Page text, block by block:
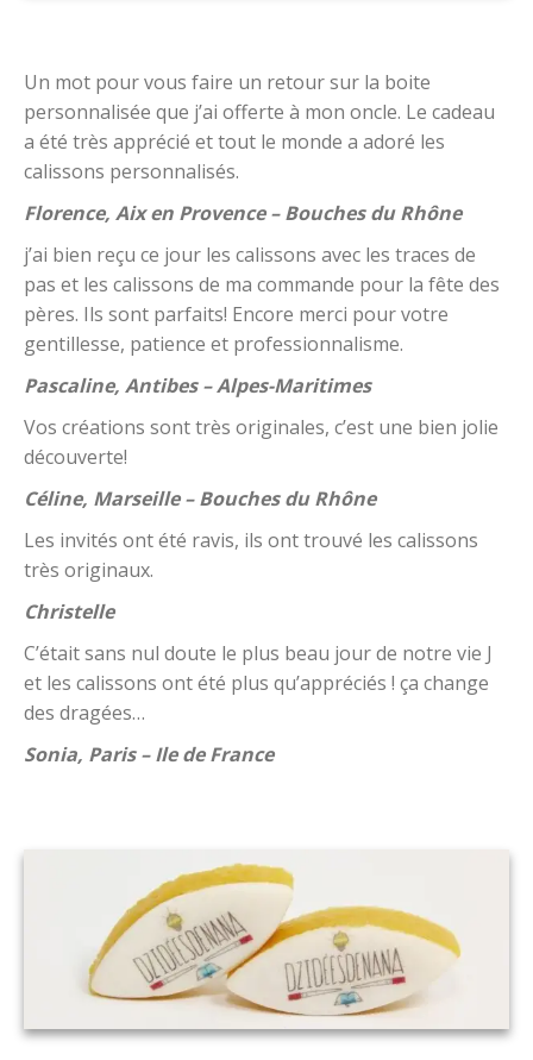
Un mot pour vous faire un retour sur la boite
personnalisée que j’ai offerte à mon oncle. Le cadeau
a été très apprécié et tout le monde a adoré les
calissons personnalisés.
Florence, Aix en Provence – Bouches du Rhône
j’ai bien reçu ce jour les calissons avec les traces de
pas et les calissons de ma commande pour la fête des
pères. Ils sont parfaits! Encore merci pour votre
gentillesse, patience et professionnalisme.
Pascaline, Antibes – Alpes-Maritimes
Vos créations sont très originales, c’est une bien jolie
découverte!
Céline, Marseille – Bouches du Rhône
Les invités ont été ravis, ils ont trouvé les calissons
très originaux.
Christelle
C’était sans nul doute le plus beau jour de notre vie J
et les calissons ont été plus qu’appréciés ! ça change
des dragées…
Sonia, Paris – Ile de France